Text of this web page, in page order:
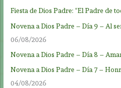
Fiesta de Dios Padre: “El Padre de
Novena a Dios Padre – Día 9 – Al
06/08/2026
Novena a Dios Padre – Día 8 –
Novena a Dios Padre – Día 7 –
04/08/2026